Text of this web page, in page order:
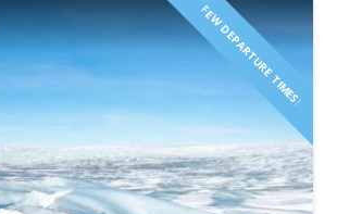
FEW DEPARTURE TIMES!